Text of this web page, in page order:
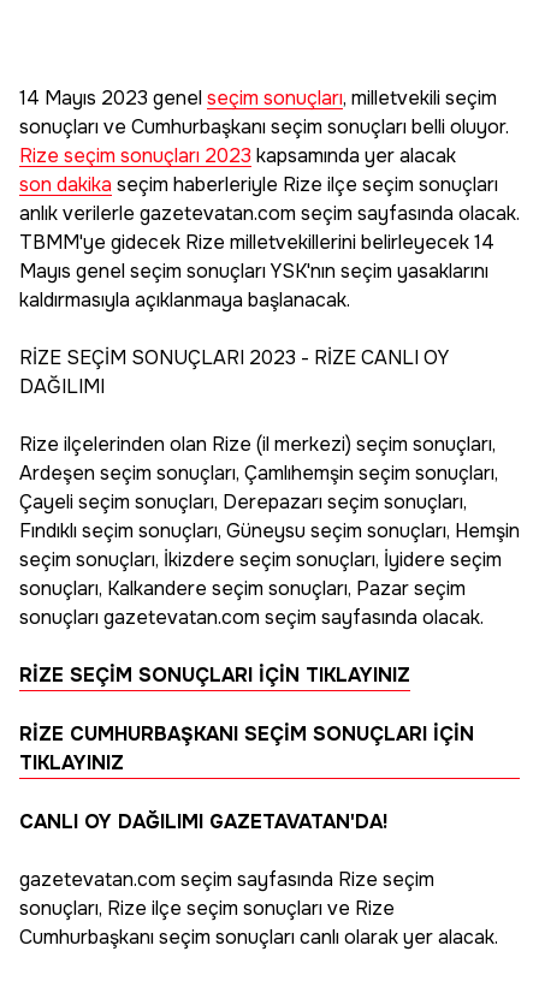
14 Mayıs 2023 genelseçim sonuçları, milletvekili seçim
sonuçları ve Cumhurbaşkanı seçim sonuçları belli oluyor.
Rize seçim sonuçları 2023 kapsamında yer alacak
son dakika seçim haberleriyle Rize ilçe seçim sonuçları
anlık verilerle gazetevatan.com seçim sayfasında olacak.
TBMM'ye gidecek Rize milletvekillerini belirleyecek 14
Mayıs genel seçim sonuçları YSK'nın seçim yasaklarını
kaldırmasıyla açıklanmaya başlanacak.
RİZE SEÇİM SONUÇLARI 2023 - RİZE CANLI OY
DAĞILIMI
Rize ilçelerinden olan Rize (il merkezi) seçim sonuçları,
Ardeşen seçim sonuçları, Çamlıhemşin seçim sonuçları,
Çayeli seçim sonuçları, Derepazarı seçim sonuçları,
Fındıklı seçim sonuçları, Güneysu seçim sonuçları, Hemşin
seçim sonuçları, İkizdere seçim sonuçları, İyidere seçim
sonuçları, Kalkandere seçim sonuçları, Pazar seçim
sonuçları gazetevatan.com seçim sayfasında olacak.
RİZE SEÇİM SONUÇLARI İÇİN TIKLAYINIZ
RİZE CUMHURBAŞKANI SEÇİM SONUÇLARI İÇİN
TIKLAYINIZ
CANLI OY DAĞILIMI GAZETAVATAN'DA!
gazetevatan.com seçim sayfasında Rize seçim
sonuçları, Rize ilçe seçim sonuçları ve Rize
Cumhurbaşkanı seçim sonuçları canlı olarak yer alacak.